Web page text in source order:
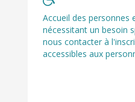
Accueil des personnes
nécessitant un besoin
nous contacter à
accessibles aux